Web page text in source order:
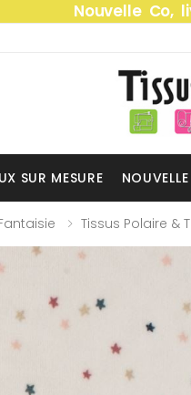
Nouvelle Co,
SUR MESURE
Tissus Polaire &